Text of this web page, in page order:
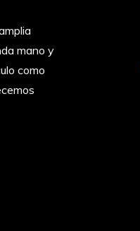
mano y
como